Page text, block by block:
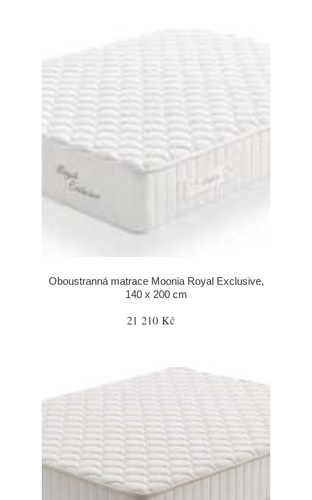
Oboustranná matrace Moonia Royal Exclusive,
140 x 200 cm
21 210 Kč